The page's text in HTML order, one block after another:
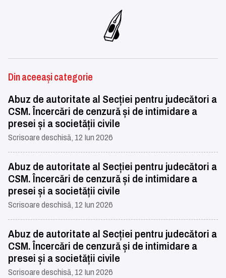
Din aceeași categorie
Abuz de autoritate al Secției pentru judecători a
CSM. Încercări de cenzură și de intimidare a
presei și a societății civile
Scrisoare deschisă, 12 Iun 2026
Abuz de autoritate al Secției pentru judecători a
CSM. Încercări de cenzură și de intimidare a
presei și a societății civile
Scrisoare deschisă, 12 Iun 2026
Abuz de autoritate al Secției pentru judecători a
CSM. Încercări de cenzură și de intimidare a
presei și a societății civile
Scrisoare deschisă, 12 Iun 2026